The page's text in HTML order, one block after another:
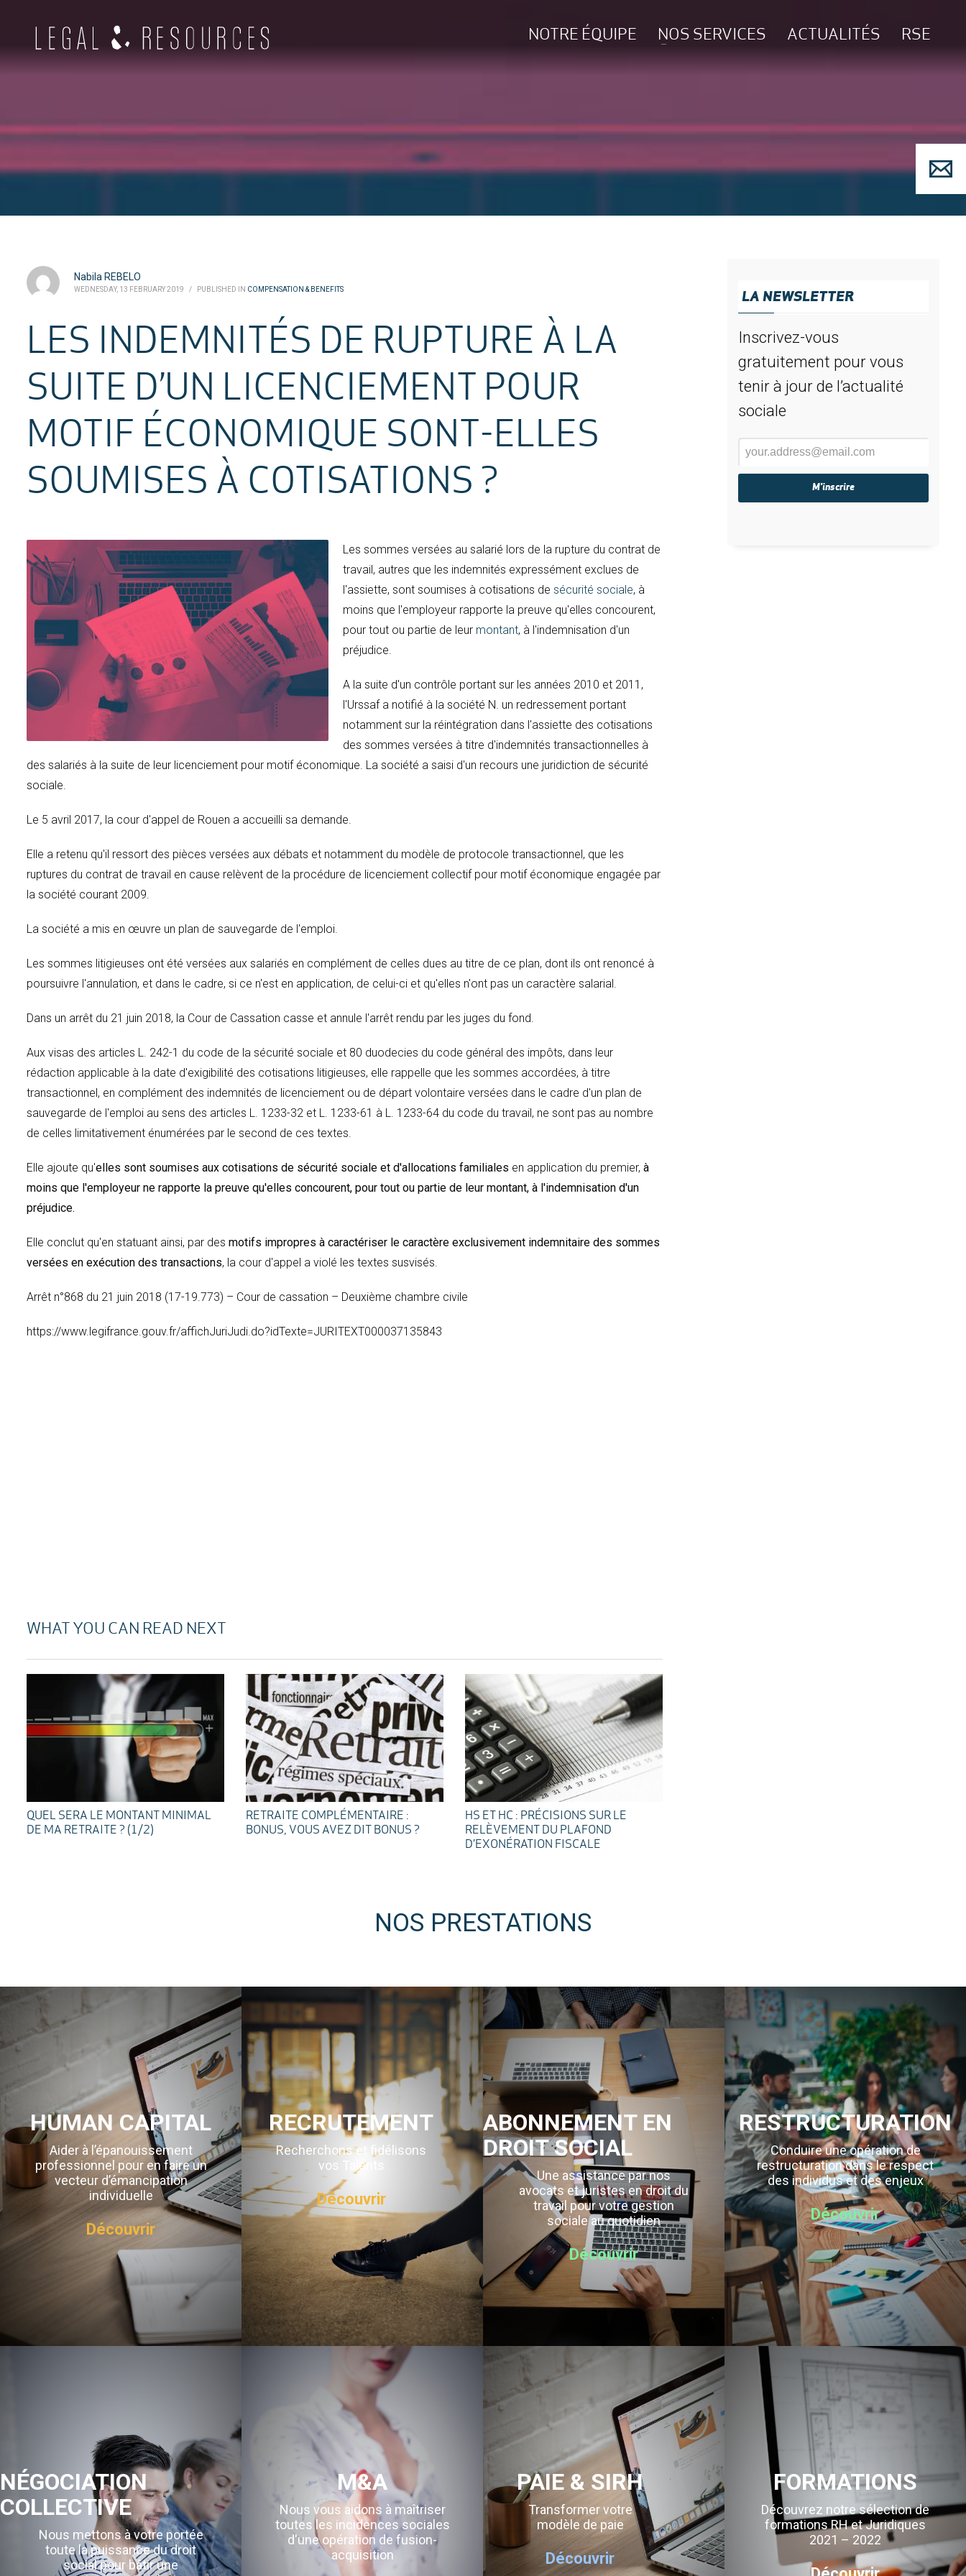
NOTRE ÉQUIPE NOS SERVICES ACTUALITÉS RSE
Nabila REBELO
WEDNESDAY, 13 FEBRUARY 2019 / PUBLISHED IN COMPENSATION & BENEFITS
LES INDEMNITÉS DE RUPTURE À LA
SUITE D’UN LICENCIEMENT POUR
MOTIF ÉCONOMIQUE SONT-ELLES
SOUMISES À COTISATIONS ?
Les sommes versées au salarié lors de la rupture du contrat de
travail, autres que les indemnités expressément exclues de
l'assiette, sont soumises à cotisations de sécurité sociale, à
moins que l'employeur rapporte la preuve qu'elles concourent,
pour tout ou partie de leur montant, à l'indemnisation d'un
préjudice.
A la suite d'un contrôle portant sur les années 2010 et 2011,
l'Urssaf a notifié à la société N. un redressement portant
notamment sur la réintégration dans l'assiette des cotisations
des sommes versées à titre d'indemnités transactionnelles à
des salariés à la suite de leur licenciement pour motif économique. La société a saisi d'un recours une juridiction de sécurité
sociale.
Le 5 avril 2017, la cour d'appel de Rouen a accueilli sa demande.
Elle a retenu qu'il ressort des pièces versées aux débats et notamment du modèle de protocole transactionnel, que les
ruptures du contrat de travail en cause relèvent de la procédure de licenciement collectif pour motif économique engagée par
la société courant 2009.
La société a mis en œuvre un plan de sauvegarde de l'emploi.
Les sommes litigieuses ont été versées aux salariés en complément de celles dues au titre de ce plan, dont ils ont renoncé à
poursuivre l'annulation, et dans le cadre, si ce n'est en application, de celui-ci et qu'elles n'ont pas un caractère salarial.
Dans un arrêt du 21 juin 2018, la Cour de Cassation casse et annule l'arrêt rendu par les juges du fond.
Aux visas des articles L. 242-1 du code de la sécurité sociale et 80 duodecies du code général des impôts, dans leur
rédaction applicable à la date d'exigibilité des cotisations litigieuses, elle rappelle que les sommes accordées, à titre
transactionnel, en complément des indemnités de licenciement ou de départ volontaire versées dans le cadre d'un plan de
sauvegarde de l'emploi au sens des articles L. 1233-32 et L. 1233-61 à L. 1233-64 du code du travail, ne sont pas au nombre
de celles limitativement énumérées par le second de ces textes.
Elle ajoute qu'elles sont soumises aux cotisations de sécurité sociale et d'allocations familiales en application du premier, à
moins que l'employeur ne rapporte la preuve qu'elles concourent, pour tout ou partie de leur montant, à l'indemnisation d'un
préjudice.
Elle conclut qu'en statuant ainsi, par des motifs impropres à caractériser le caractère exclusivement indemnitaire des sommes
versées en exécution des transactions, la cour d'appel a violé les textes susvisés.
Arrêt n°868 du 21 juin 2018 (17-19.773) – Cour de cassation – Deuxième chambre civile
https://www.legifrance.gouv.fr/affichJuriJudi.do?idTexte=JURITEXT000037135843
WHAT YOU CAN READ NEXT
QUEL SERA LE MONTANT MINIMAL
DE MA RETRAITE ? (1/2)
RETRAITE COMPLÉMENTAIRE :
BONUS, VOUS AVEZ DIT BONUS ?
HS ET HC : PRÉCISIONS SUR LE
RELÈVEMENT DU PLAFOND
D’EXONÉRATION FISCALE
LA NEWSLETTER
Inscrivez-vous
gratuitement pour vous
tenir à jour de l’actualité
sociale
NOS PRESTATIONS
HUMAN CAPITAL
Aider à l’épanouissement
professionnel pour en faire un
vecteur d’émancipation
individuelle
Découvrir
RECRUTEMENT
Recherchons et fidélisons
vos Talents
Découvrir
ABONNEMENT EN
DROIT SOCIAL
Une assistance par nos
avocats et juristes en droit du
travail pour votre gestion
sociale au quotidien
Découvrir
RESTRUCTURATION
Conduire une opération de
restructuration dans le respect
des individus et des enjeux
Découvrir
NÉGOCIATION
COLLECTIVE
Nous mettons à votre portée
toute la puissance du droit
social pour bâtir une
M&A
Nous vous aidons à maîtriser
toutes les incidences sociales
d'une opération de fusion-
acquisition
PAIE & SIRH
Transformer votre
modèle de paie
Découvrir
FORMATIONS
Découvrez notre sélection de
formations RH et Juridiques
2021 – 2022